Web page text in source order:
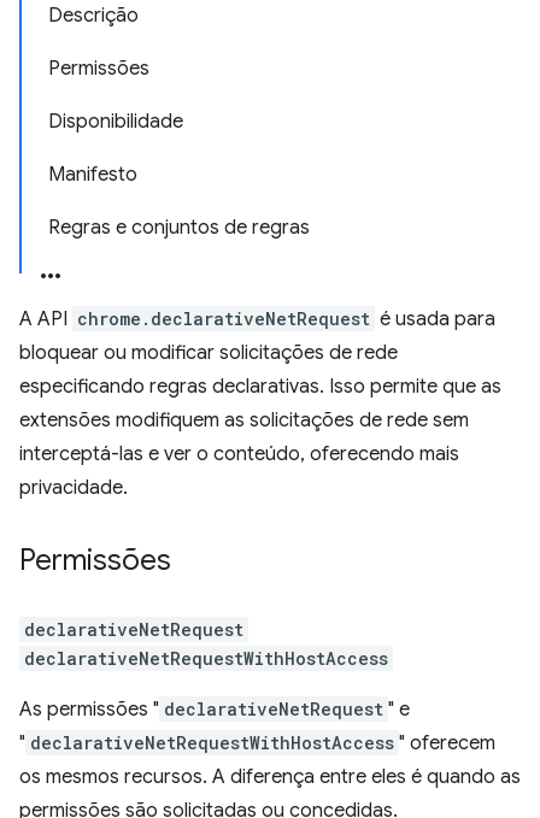
Descrição
Permissões
Disponibilidade
Manifesto
Regras e conjuntos de regras
A API chrome.declarativeNetRequest é usada para
bloquear ou modificar solicitações de rede
especificando regras declarativas. Isso permite que as
extensões modifiquem as solicitações de rede sem
interceptá-las e ver o conteúdo, oferecendo mais
privacidade.
Permissões
declarativeNetRequest
declarativeNetRequestWithHostAccess
As permissões " declarativeNetRequest " e
" declarativeNetRequestWithHostAccess " oferecem
os mesmos recursos. A diferença entre eles é quando as
permissões são solicitadas ou concedidas.